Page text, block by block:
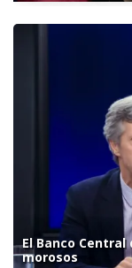
El Banco
morosos